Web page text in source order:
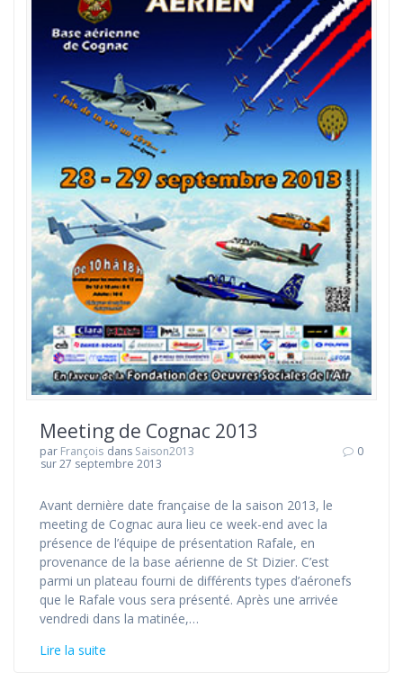
Meeting de Cognac 2013
par François dans Saison2013
sur 27 septembre 2013
0
Avant dernière date française de la saison 2013, le
meeting de Cognac aura lieu ce week-end avec la
présence de l’équipe de présentation Rafale, en
provenance de la base aérienne de St Dizier. C’est
parmi un plateau fourni de différents types d’aéronefs
que le Rafale vous sera présenté. Après une arrivée
vendredi dans la matinée,…
Lire la suite